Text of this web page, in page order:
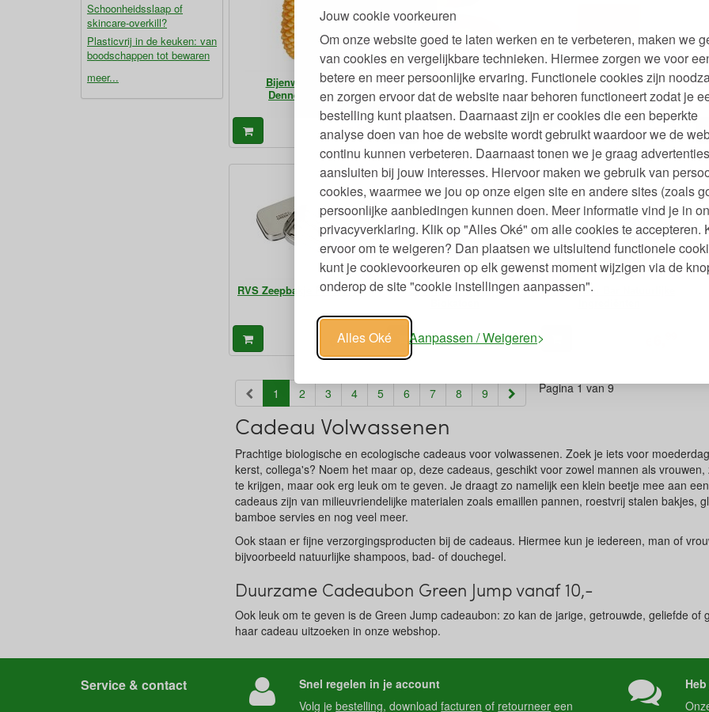
Jouw cookie voorkeuren
Om onze website goed te laten werken en te verbeteren, maken we
van cookies en vergelijkbare technieken. Hiermee zorgen we voor
betere en meer persoonlijke ervaring. Functionele cookies zijn
en zorgen ervoor dat de website naar behoren functioneert zodat je
bestelling kunt plaatsen. Daarnaast zijn er cookies die een beperkte
analyse doen van hoe de website wordt gebruikt waardoor we de
continu kunnen verbeteren. Daarnaast tonen we je graag
aansluiten bij jouw interesses. Hiervoor maken we gebruik van
cookies, waarmee we jou op onze eigen site en andere sites (zoals
persoonlijke aanbiedingen kunnen doen. Meer informatie vind je in
privacyverklaring. Klik op "Alles Oké" om alle cookies te accepteren.
ervoor om te weigeren? Dan plaatsen we uitsluitend functionele
kunt je cookievoorkeuren op elk gewenst moment wijzigen via de
onderop de site "cookie instellingen aanpassen".
Alles Oké Aanpassen / Weigeren
Schoonheidsslaap of
skincare-overkill?
Plasticvrij in de keuken: van
boodschappen tot bewaren
meer...
Bijenwaskaars
Dennenappel
€7,
Bamboe Kruiden-Dip-Snack
Schaaltje 6 of 9 cm
€2,
Milde Plantaardige Zeep
Bloemige of Zachtzoete
Geur
€9, 75
RVS Zeepbakje Plasticvrij
11,83
Gehaakt Zeepzakje
€3,50
Bio Shower Bar Natuurlijke
1 (current)
2 3 4 5 6 7 8 9 Pagina 1 van 9
Cadeau Volwassenen
Prachtige biologische en ecologische cadeaus voor volwassenen. Zoek je iets voor
kerst, collega's? Noem het maar op, deze cadeaus, geschikt voor zowel mannen als
te krijgen, maar ook erg leuk om te geven. Je draagt zo namelijk een klein beetje mee aan
cadeaus zijn van milieuvriendelijke materialen zoals emaillen pannen, roestvrij stalen bakjes,
bamboe servies en nog veel meer.
Ook staan er fijne verzorgingsproducten bij de cadeaus. Hiermee kun je iedereen, man of
bijvoorbeeld natuurlijke shampoos, bad- of douchegel.
Duurzame Cadeaubon Green Jump vanaf 10,-
Ook leuk om te geven is de Green Jump cadeaubon: zo kan de jarige, getrouwde, geliefde of
haar cadeau uitzoeken in onze webshop.
Service & contact
Snel regelen in je account
Volg jebestelling, downloadfacturen of retourneer een